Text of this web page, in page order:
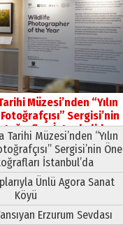
Yıldırım Gündoğdu
HAVVA’NIN ÜÇ KIZI
09 Temmuz 2026 Perşembe
Yusuf POLAT
Sebahattin
Şirin’e yazar
11 Mayıs 2026 Pazartesi
Müzesi’nden “Yılın
Sergisi’nin
İstanbul’da
Müzesi’nden “Yılın
Sergisi’nin Öne
İstanbul’da
Ünlü Agora Sanat
Köyü
Erzurum Sevdası